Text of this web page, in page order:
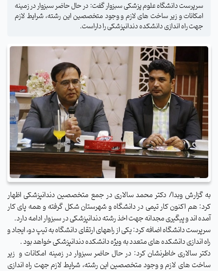
سرپرست دانشگاه علوم پزشکی سبزوار گفت: در حال حاضر سبزوار در زمینه
امکانات و زیر ساخت های لازم و وجود متخصصین این رشته، شرایط لازم
جهت راه اندازی دانشکده دندانپزشکی را داراست.
به گزارش وبدا/ دکتر محمد سالاری در جمع متخصصین دندانپزشکی اظهار
کرد: هم اکنون کار تیمی در دانشگاه و شهرستان شکل گرفته و همه پای کار
آمده اند و پیگیری مجدانه جهت اخذ رشته دندانپزشکی در سبزوار ادامه دارد.
سرپرست دانشگاه اضافه کرد: یکی از راههای ارتقای دانشگاه به تیپ دو، ایجاد و
راه اندازی دانشکده های متعدد به ویژه دانشکده دندانپزشکی خواهد بود .
دکتر سالاری خاطرنشان کرد: در حال حاضر سبزوار در زمینه امکانات و زیر
ساخت های لازم و وجود متخصصین این رشته، شرایط لازم جهت راه اندازی